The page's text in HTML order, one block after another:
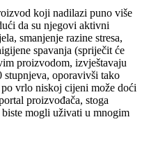
koji nadilazi puno više
da su njegovi aktivni
smanjenje razine stresa,
spavanja (spriječit će
proizvodom, izvještavaju
oporavivši tako
vrlo niskoj cijeni može doći
proizvođača, stoga
mogli uživati ​​u mnogim